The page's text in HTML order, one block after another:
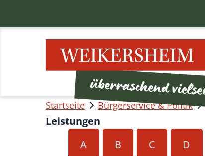
Startseite Bürgerservice & Politik
Leistungen
A
B C D